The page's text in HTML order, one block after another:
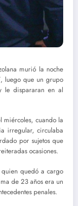
murió la noche
luego que un grupo
le dispararan en al
miércoles, cuando la
irregular, circulaba
por sujetos que
ocasiones.
quedó a cargo
de 23 años era un
penales.